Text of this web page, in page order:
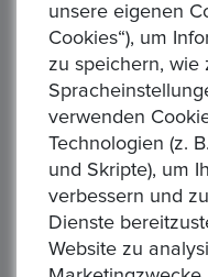
‹
unsere eigenen
Cookies“), um
zu speichern, wie
verwenden
Technologien (z.
und Skripte), um
verbessern und
Dienste
Website zu